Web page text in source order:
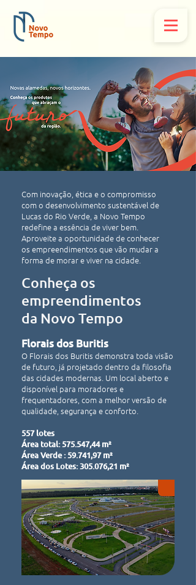
Com inovação, ética e o compromisso
com o desenvolvimento sustentável de
Lucas do Rio Verde, a Novo Tempo
redefine a essência de viver bem.
Aproveite a oportunidade de conhecer
os empreendimentos que vão mudar a
forma de morar e viver na cidade.
Conheça os
empreendimentos
da Novo Tempo
Florais dos Buritis
O Florais dos Buritis demonstra toda visão
de futuro, já projetado dentro da filosofia
das cidades modernas. Um local aberto e
disponível para moradores e
frequentadores, com a melhor versão de
qualidade, segurança e conforto.
557 lotes
Área total: 575.547,44 m²
Área Verde : 59.741,97 m²
Área dos Lotes: 305.076,21 m²